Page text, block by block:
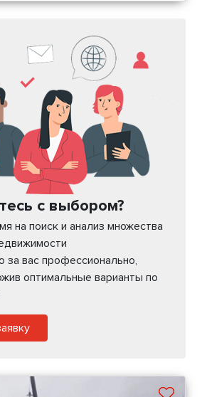
с выбором?
на поиск и анализ множества
вас профессионально,
оптимальные варианты по